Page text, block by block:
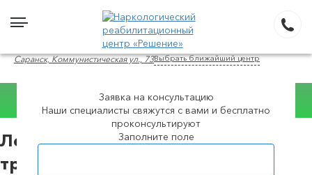
Саранск, Коммунистическая ул., 73Выбрать ближайший центр
Консультация WhatsApp
Лечение зависимости от
трамадола в в Саранске
Заявка на консультацию
Наши специалисты свяжутся с вами и бесплатно
проконсультируют
Заполните поле